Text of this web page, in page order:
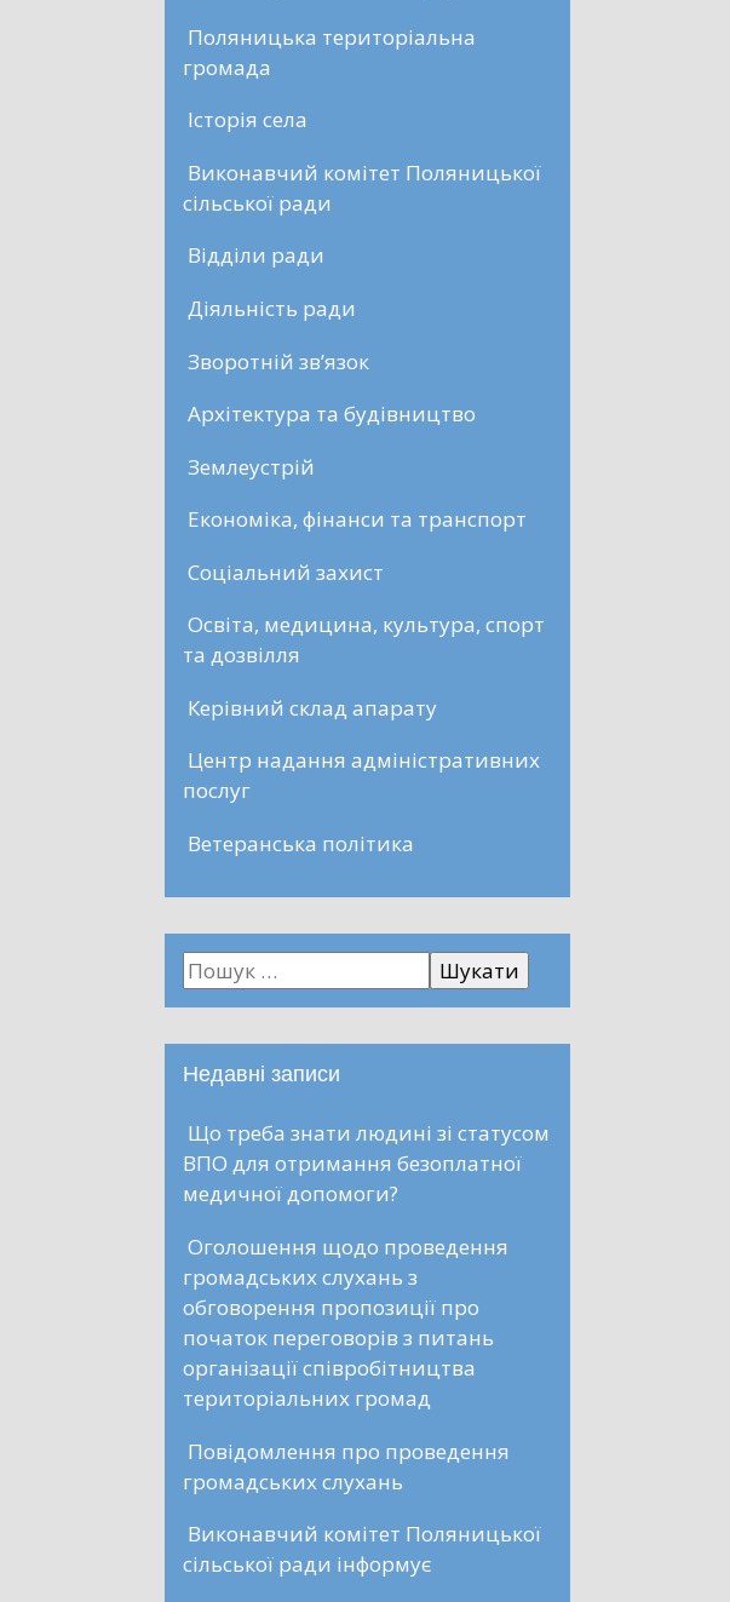
Поляницька територіальна
громада
Історія села
Виконавчий комітет Поляницької
сільської ради
Відділи ради
Діяльність ради
Зворотній зв’язок
Архітектура та будівництво
Землеустрій
Економіка, фінанси та транспорт
Соціальний захист
Освіта, медицина, культура, спорт
та дозвілля
Керівний склад апарату
Центр надання адміністративних
послуг
Ветеранська політика
Недавні записи
Що треба знати людині зі статусом
ВПО для отримання безоплатної
медичної допомоги?
Оголошення щодо проведення
громадських слухань з
обговорення пропозиції про
початок переговорів з питань
організації співробітництва
територіальних громад
Повідомлення про проведення
громадських слухань
Виконавчий комітет Поляницької
сільської ради інформує